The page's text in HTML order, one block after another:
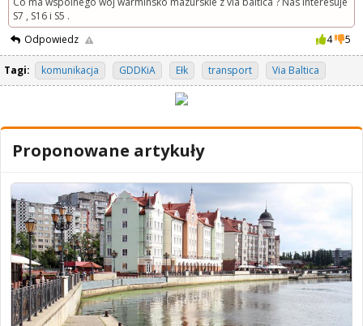
S7 , S16 i S5 .
Odpowiedz
4 5
Tagi: komunikacja GDDKiA Ełk transport Via Baltica
Proponowane artykuły